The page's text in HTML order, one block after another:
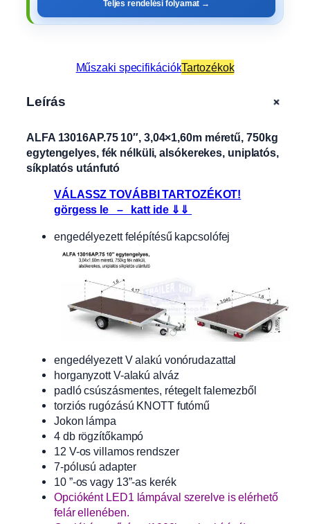
Teljes rendelési folyamat →
Műszaki specifikációkTartozékok
Leírás +
ALFA 13016AP.75 10″, 3,04×1,60m méretű, 750kg
egytengelyes, fék nélküli, alsókerekes, uniplatós,
síkplatós utánfutó
VÁLASSZ TOVÁBBI TARTOZÉKOT!
görgess le – katt ide ⇓⇓
engedélyezett felépítésű kapcsolófej
engedélyezett V alakú vonórudazattal
horganyzott V-alakú alváz
padló csúszásmentes, rétegelt falemezből
torziós rugózású KNOTT futómű
Jokon lámpa
4 db rögzítőkampó
12 V-os villamos rendszer
7-pólusú adapter
10 ”-os vagy 13”-as kerék
Opcióként LED1 lámpával szerelve is elérhető
felár ellenében.